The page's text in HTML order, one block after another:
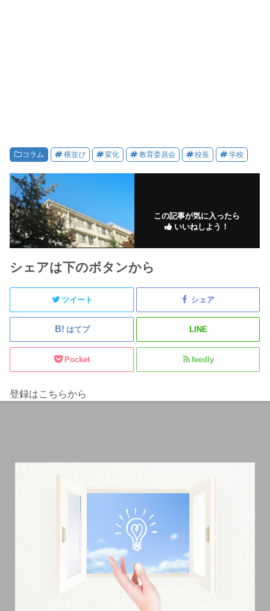
コラム 横並び 変化 教育委員会 校長 学校
この記事が気に入ったら
いいねしよう！
シェアは下のボタンから
ツイート シェア
はてブ LINE
Pocket feedly
登録はこちらから